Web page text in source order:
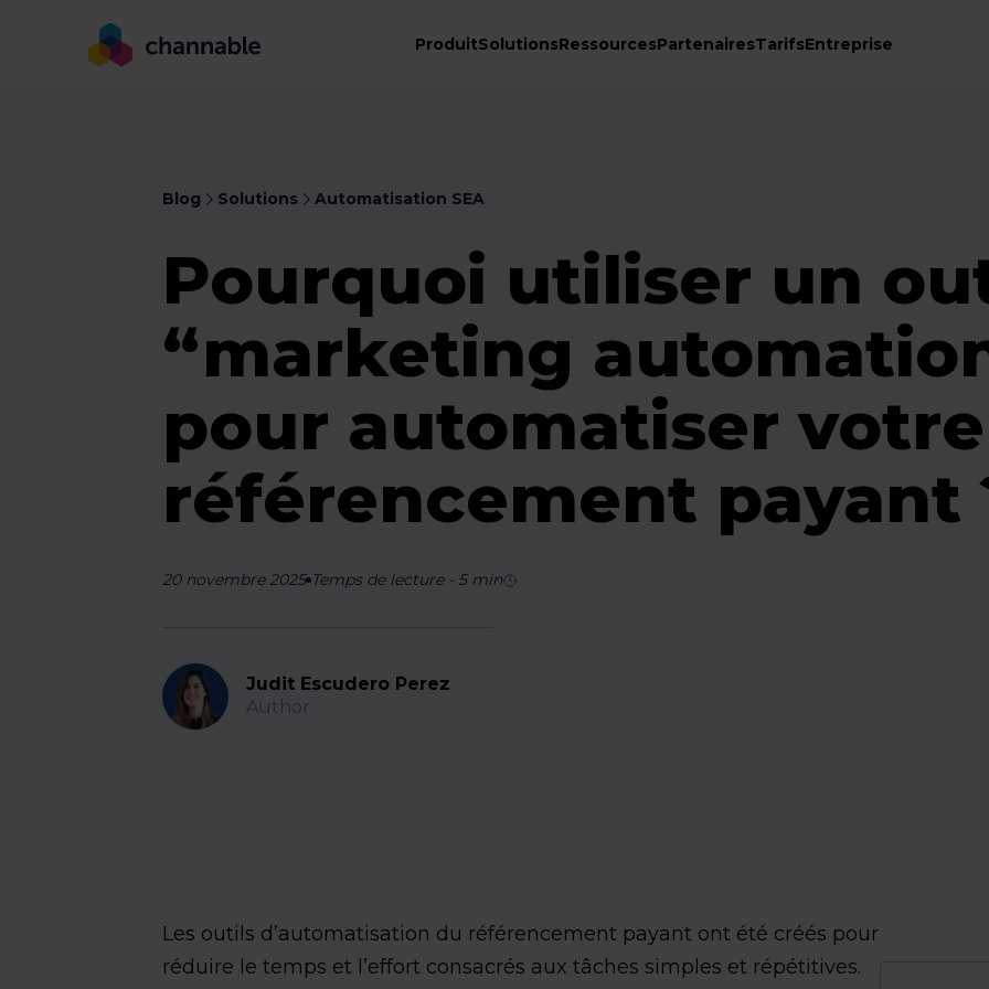
ProduitSolutionsRessourcesPartenairesTarifsEntreprise
Blog Solutions Automatisation SEA
Pourquoi utiliser un
“marketing
pour automatiser votre
référencement payant
20 novembre 2025 Temps de lecture- 5min
Judit Escudero Perez
Author
Les outils d’automatisation du référencement payant ont été créés pour
réduire le temps et l’effort consacrés aux tâches simples et répétitives.